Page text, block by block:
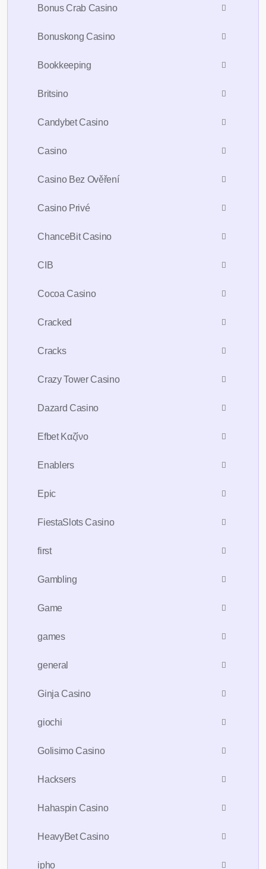
Bonus Crab Casino
Bonuskong Casino
Bookkeeping
Britsino
Candybet Casino
Casino
Casino Bez Ověření
Casino Privé
ChanceBit Casino
CIB
Cocoa Casino
Cracked
Cracks
Crazy Tower Сasino
Dazard Casino
Efbet Καζίνο
Enablers
Epic
FiestaSlots Casino
first
Gambling
Game
games
general
Ginja Casino
giochi
Golisimo Casino
Hacksers
Hahaspin Casino
HeavyBet Casino
ipho